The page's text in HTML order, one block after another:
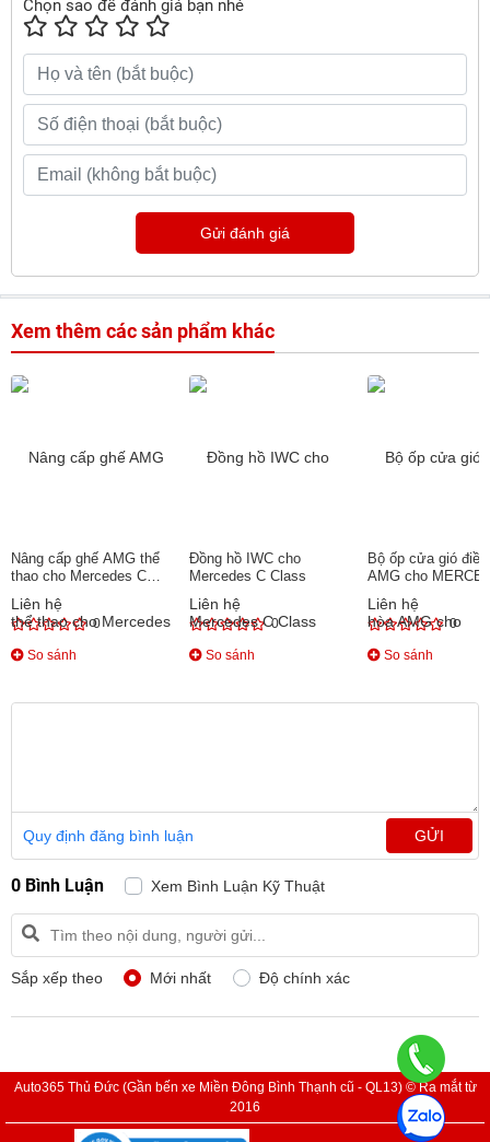
Chọn sao để đánh giá bạn nhé
Gửi đánh giá
Xem thêm các sản phẩm khác
Nâng cấp ghế AMG thể
thao cho Mercedes C
Liên hệ
0
So sánh
Đồng hồ IWC cho
Mercedes C Class
Liên hệ
0
So sánh
Bộ ốp cửa gió điều
AMG cho
Liên hệ
0
So sánh
Quy định đăng bình luận GỬI
0 Bình Luận Xem Bình Luận Kỹ Thuật
Sắp xếp theo Mới nhất Độ chính xác
Auto365 Thủ Đức (Gần bến xe Miền Đông Bình Thạnh cũ - QL13) © Ra mắt từ
2016